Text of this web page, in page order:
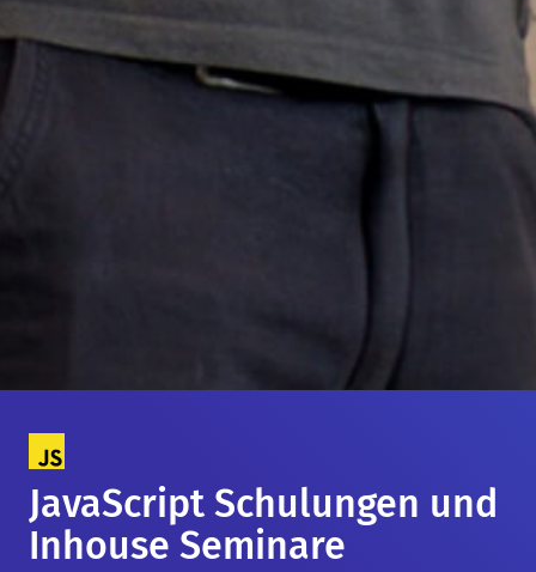
JavaScript Schulungen und
Inhouse Seminare